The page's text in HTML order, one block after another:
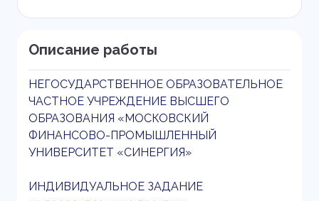
Описание работы
НЕГОСУДАРСТВЕННОЕ ОБРАЗОВАТЕЛЬНОЕ
ЧАСТНОЕ УЧРЕЖДЕНИЕ ВЫСШЕГО
ОБРАЗОВАНИЯ «МОСКОВСКИЙ
ФИНАНСОВО-ПРОМЫШЛЕННЫЙ
УНИВЕРСИТЕТ «СИНЕРГИЯ»
ИНДИВИДУАЛЬНОЕ ЗАДАНИЕ